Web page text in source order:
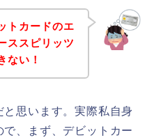
トカードのエ
ススピリッツ
ない！
思います。実際私自身
、まず、デビットカー